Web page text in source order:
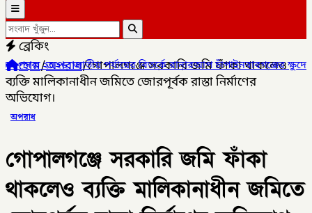
ব্রেকিং
বিতর্কে রানারআপ চাঁপাইনবাবগঞ্জের ক্ষুদে বিতার্কিকরা,✦
হোম/অপরাধ/গোপালগঞ্জে সরকারি জমি ফাঁকা থাকলেও
ব্যক্তি মালিকানাধীন জমিতে জোরপূর্বক রাস্তা নির্মাণের
অভিযোগ।
অপরাধ
গোপালগঞ্জে সরকারি জমি ফাঁকা
থাকলেও ব্যক্তি মালিকানাধীন জমিতে